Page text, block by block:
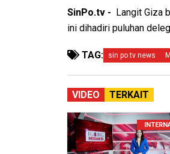
SinPo.tv -
Langit Giza
ini dihadiri puluhan
TAG: sin po tv news
VIDEO TERKAIT